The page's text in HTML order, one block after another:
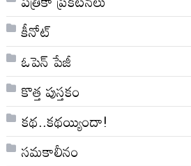
కీనోట్
ఓపెన్ పేజీ
కొత్త పుస్తకం
కథ..కథయ్యిందా!
సమకాలీనం